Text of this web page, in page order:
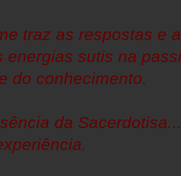
traz as respostas e
energias sutis na
do conhecimento.
da Sacerdotisa...